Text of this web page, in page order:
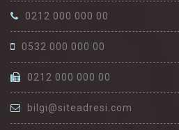
0212 000 000 00
0532 000 000 00
0212 000 000 00
bilgi@siteadresi.com